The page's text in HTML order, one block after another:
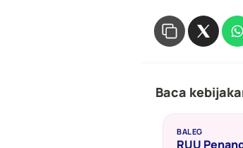
Baca
BALEG
RUU